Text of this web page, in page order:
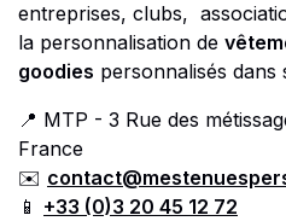
entreprises, clubs,
la personnalisation de
goodies personnalisés dans
📍 MTP - 3 Rue des
France
✉️
📱 +33 (0)3 20 45 12 72